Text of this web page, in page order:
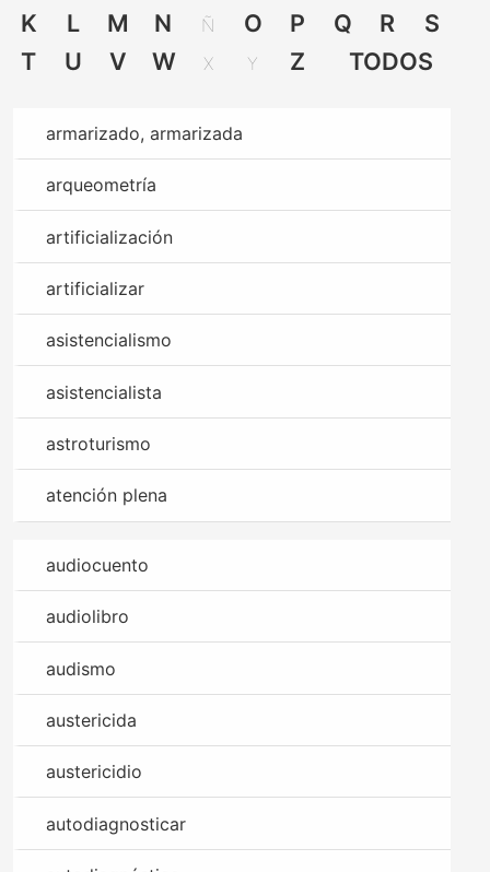
K
L M N Ñ O P Q R
S
T
U V W X Y Z TODOS
armarizado, armarizada
arqueometría
artificialización
artificializar
asistencialismo
asistencialista
astroturismo
atención plena
audiocuento
audiolibro
audismo
austericida
austericidio
autodiagnosticar